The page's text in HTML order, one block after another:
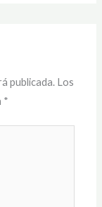
publicada. Los
*